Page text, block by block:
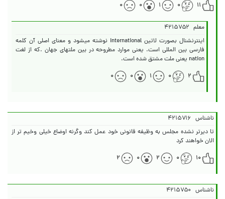
۱۱
۰ ۱ ۰ ۰
معلم ۴۲۱۵۷۵۲
اینترنشنال بصورت لاتین international نوشته میشود و معنای اصلی آن کلمه
فارسی بین المللی است. یعنی موارد مطروحه در بین ملتهای جهان .که از لغت
nation یعنی ملت مشتق شده است.
۲
۰ ۱ ۰ ۰
ناشناس ۴۲۱۵۷۱۶
تا دیرتر نشده مجلس به وظیفه قانونی خود عمل کند وگرنه اوضاع خیلی وخیم تر از
الان خواهند کرد
۱۰
۰ ۲ ۰ ۲
ناشناس ۴۲۱۵۷۵۰